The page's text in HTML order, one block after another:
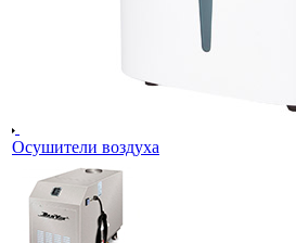
Осушители воздуха